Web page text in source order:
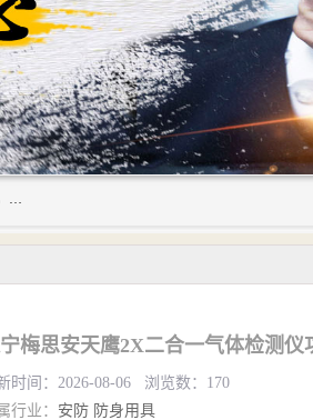
北京中创汇安科贸有限公司专业生产救援三脚架、天鹰4X气体检测仪、梅思安空气呼吸器、霍尼韦尔速差器等产品，品质保障，价格合理，欢迎在线致电咨询。
梅思安天鹰2X二合一气体检测仪
时间：2026-08-06 浏览数：170
行业： 安防 防身用具